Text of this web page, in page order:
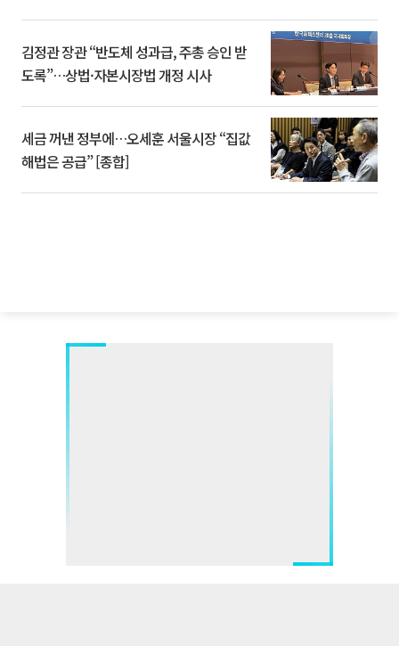
김정관 장관 “반도체 성과급, 주총 승인 받
도록”…상법·자본시장법 개정 시사
세금 꺼낸 정부에…오세훈 서울시장 “집값
해법은 공급” [종합]